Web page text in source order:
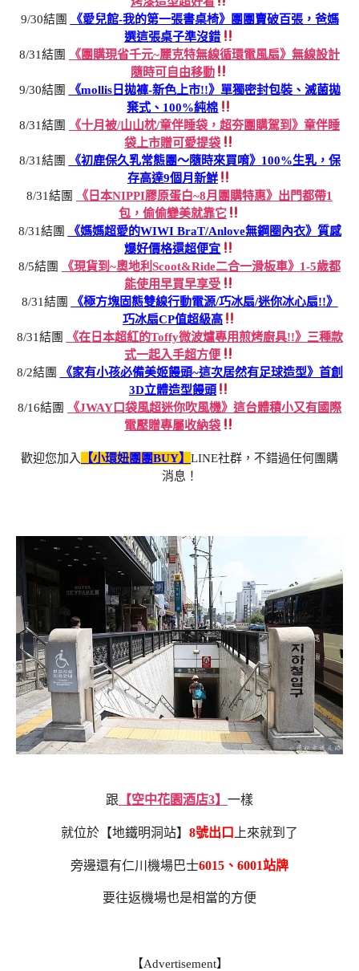
9/30結團
《愛兒館-我的第一張書桌椅》團團賣破百張，爸媽
選這張桌子準沒錯
8/31結團
《團購現省千元~麗克特無線循環電風扇》無線設計
隨時可自由移動
9/30結團
《mollis日拋褲-新色上市!!》單獨密封包裝、滅菌拋
棄式、100%純棉
8/31結團
《十月被/山山枕/童伴睡袋，超夯團購駕到》童伴睡
袋上市贈可愛提袋
8/31結團
《初鹿保久乳常態團～隨時來買唷》100%生乳，保
存高達9個月新鮮
8/31結團
《日本NIPPI膠原蛋白~8月團購特惠》出門都帶1
包，偷偷變美就靠它
8/31結團
《媽媽超愛的WIWI BraT/Anlove無鋼圈內衣》質感
爆好價格還超便宜
8/5結團
《現貨到~奧地利Scoot&Ride二合一滑板車》1-5歲都
能使用早買早享受
8/31結團
《極方塊固態雙線行動電源/巧冰扇/迷你冰心扇!!》
巧冰扇CP值超級高
8/31結團
《在日本超紅的Toffy微波爐專用煎烤廚具!!》三種款
式一起入手超方便
8/2結團
《家有小孩必備美姬饅頭~這次居然有足球造型》首創
3D立體造型饅頭
8/16結團
《JWAY口袋風超迷你吹風機》這台體積小又有國際
電壓贈專屬收納袋
歡迎您加入 【小環妞團團BUY】 LINE社群，不錯過任何團購
消息！
跟 【空中花園酒店3】 一樣
就位於【地鐵明洞站】 8號出口 上來就到了
旁邊還有仁川機場巴士6015、6001站牌
要往返機場也是相當的方便
【Advertisement】